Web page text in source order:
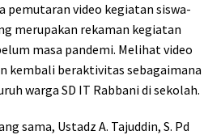
pemutaran video kegiatan siswa-
merupakan rekaman kegiatan
masa pandemi. Melihat video
kembali beraktivitas sebagaimana
warga SD IT Rabbani di sekolah.
sama, Ustadz A. Tajuddin, S. Pd